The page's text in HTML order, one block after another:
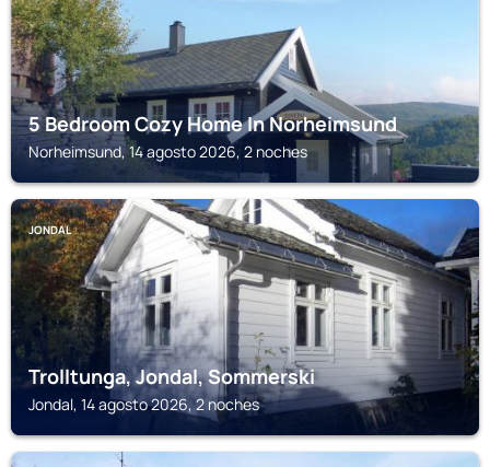
5 Bedroom Cozy Home In Norheimsund
Norheimsund, 14 agosto 2026, 2 noches
JONDAL
Trolltunga, Jondal, Sommerski
Jondal, 14 agosto 2026, 2 noches